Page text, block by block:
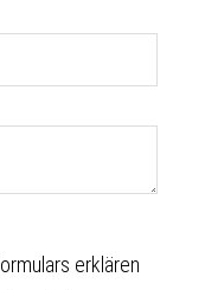
erklären